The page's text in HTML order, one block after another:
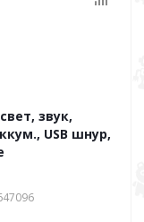
звук,
USB шнур,